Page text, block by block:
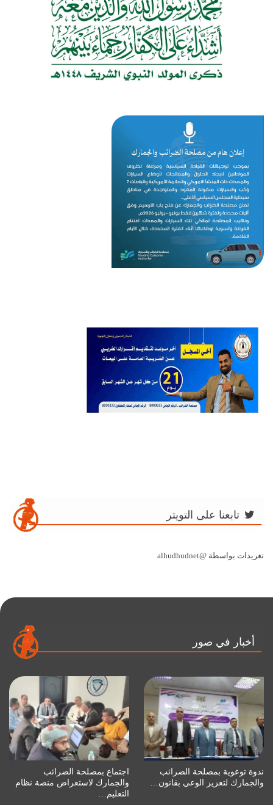
تابعنا على التويتر
تغريدات بواسطة @alhudhudnet
أخبار في صور
ندوة توعوية بمصلحة الضرائب
والجمارك لتعزيز الوعي بقانون…
اجتماع بمصلحة الضرائب
والجمارك لاستعراض منصة نظام
التعليم…